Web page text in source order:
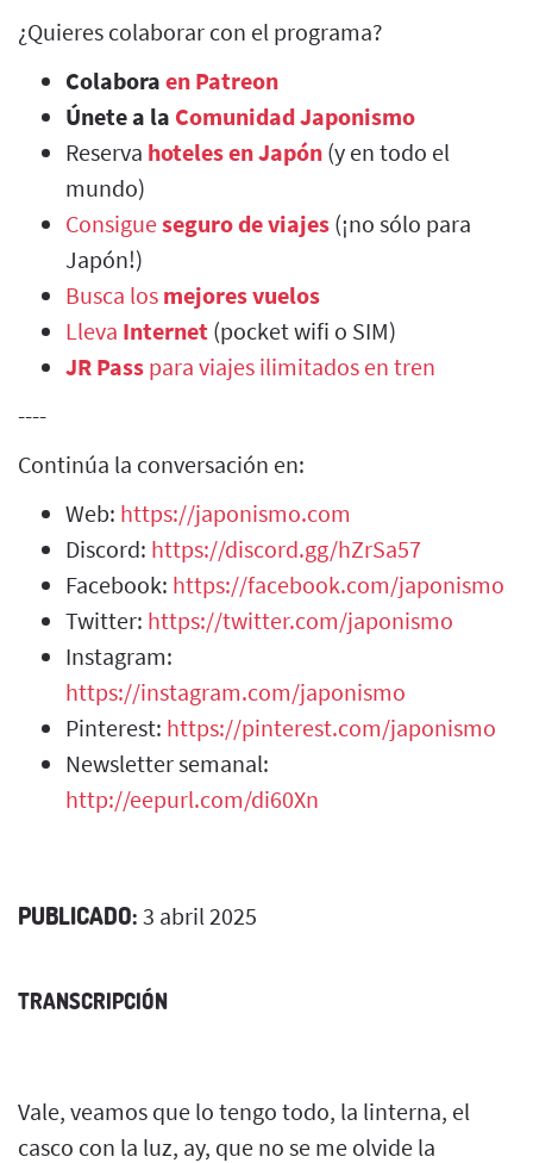
¿Quieres colaborar con el programa?
Colabora en Patreon
Únete a la Comunidad Japonismo
Reserva hoteles en Japón (y en todo el
mundo)
Consigueseguro de viajes (¡no sólo para
Japón!)
Busca los mejores vuelos
Lleva Internet (pocket wifi o SIM)
JR Pass para viajes ilimitados en tren
----
Continúa la conversación en:
Web: https://japonismo.com
Discord: https://discord.gg/hZrSa57
Facebook: https://facebook.com/japonismo
Twitter: https://twitter.com/japonismo
Instagram:
https://instagram.com/japonismo
Pinterest: https://pinterest.com/japonismo
Newsletter semanal:
http://eepurl.com/di60Xn
PUBLICADO: 3 abril 2025
TRANSCRIPCIÓN
Vale, veamos que lo tengo todo, la linterna, el
casco con la luz, ay, que no se me olvide la